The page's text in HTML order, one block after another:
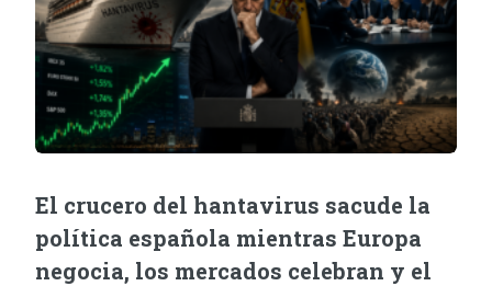
El crucero del hantavirus sacude la
política española mientras Europa
negocia, los mercados celebran y el